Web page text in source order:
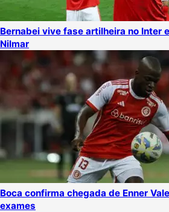
Bernabei vive fase artilheira no Inter
Nilmar
Boca confirma chegada de Enner
exames